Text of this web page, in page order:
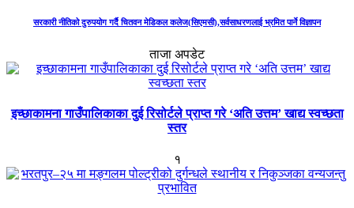
सरकारी नीतिको दुरुपयोग गर्दै चितवन मेडिकल कलेज(सिएमसी),सर्वसाधरणलाई भ्रमित पार्ने विज्ञापन
ताजा अपडेट
इच्छाकामना गाउँपालिकाका दुई रिसोर्टले प्राप्त गरे ‘अति उत्तम’ खाद्य स्वच्छता
स्तर
१